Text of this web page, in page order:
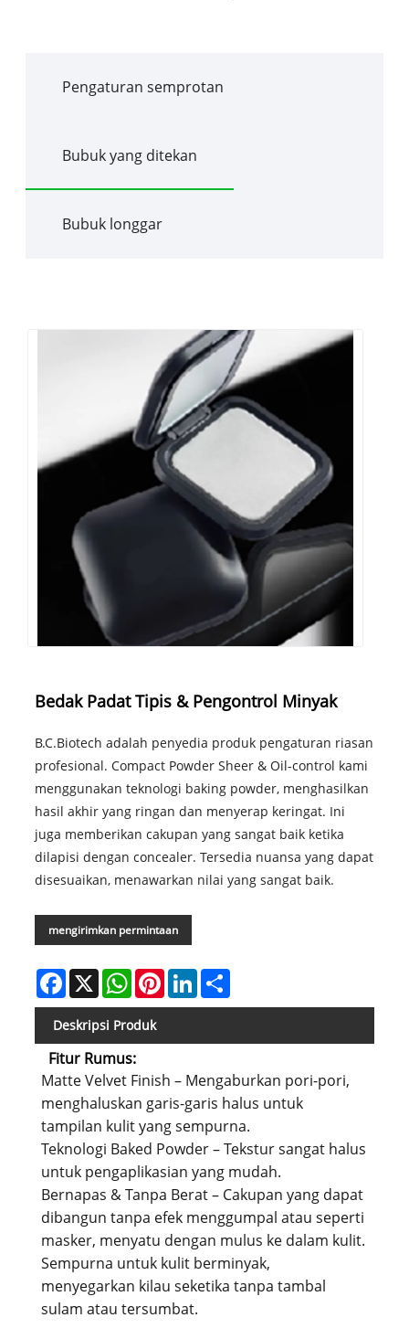
Pengaturan semprotan
Bubuk yang ditekan
Bubuk longgar
Bedak Padat Tipis & Pengontrol Minyak
B.C.Biotech adalah penyedia produk pengaturan riasan
profesional. Compact Powder Sheer & Oil-control kami
menggunakan teknologi baking powder, menghasilkan
hasil akhir yang ringan dan menyerap keringat. Ini
juga memberikan cakupan yang sangat baik ketika
dilapisi dengan concealer. Tersedia nuansa yang dapat
disesuaikan, menawarkan nilai yang sangat baik.
mengirimkan permintaan
Facebook
X WhatsAppPinterestLinkedInShare
Deskripsi Produk
Fitur Rumus:
Matte Velvet Finish – Mengaburkan pori-pori,
menghaluskan garis-garis halus untuk
tampilan kulit yang sempurna.
Teknologi Baked Powder – Tekstur sangat halus
untuk pengaplikasian yang mudah.
Bernapas & Tanpa Berat – Cakupan yang dapat
dibangun tanpa efek menggumpal atau seperti
masker, menyatu dengan mulus ke dalam kulit.
Sempurna untuk kulit berminyak,
menyegarkan kilau seketika tanpa tambal
sulam atau tersumbat.